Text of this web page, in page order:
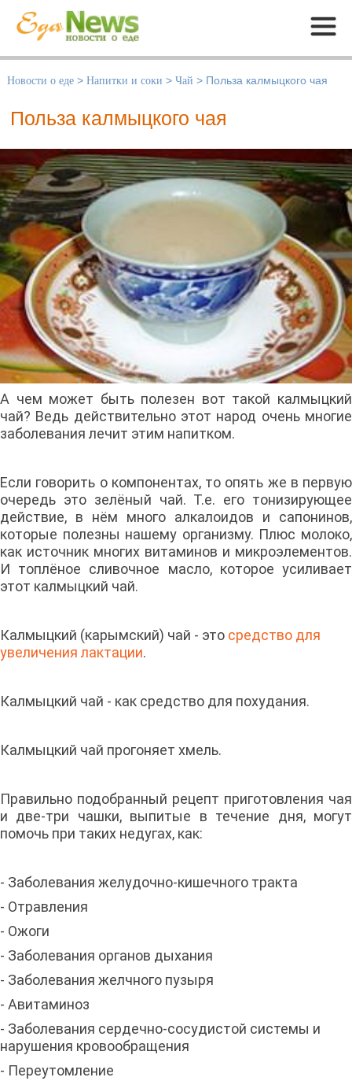
Меню
Новости о еде > Напитки и соки > Чай > Польза калмыцкого чая
Польза калмыцкого чая
А чем может быть полезен вот такой калмыцкий
чай? Ведь действительно этот народ очень многие
заболевания лечит этим напитком.
Если говорить о компонентах, то опять же в первую
очередь это зелёный чай. Т.е. его тонизирующее
действие, в нём много алкалоидов и сапонинов,
которые полезны нашему организму. Плюс молоко,
как источник многих витаминов и микроэлементов.
И топлёное сливочное масло, которое усиливает
этот калмыцкий чай.
Калмыцкий (карымский) чай - это средство для
увеличения лактации.
Калмыцкий чай - как средство для похудания.
Калмыцкий чай прогоняет хмель.
Правильно подобранный рецепт приготовления чая
и две-три чашки, выпитые в течение дня, могут
помочь при таких недугах, как:
- Заболевания желудочно-кишечного тракта
- Отравления
- Ожоги
- Заболевания органов дыхания
- Заболевания желчного пузыря
- Авитаминоз
- Заболевания сердечно-сосудистой системы и
нарушения кровообращения
- Переутомление